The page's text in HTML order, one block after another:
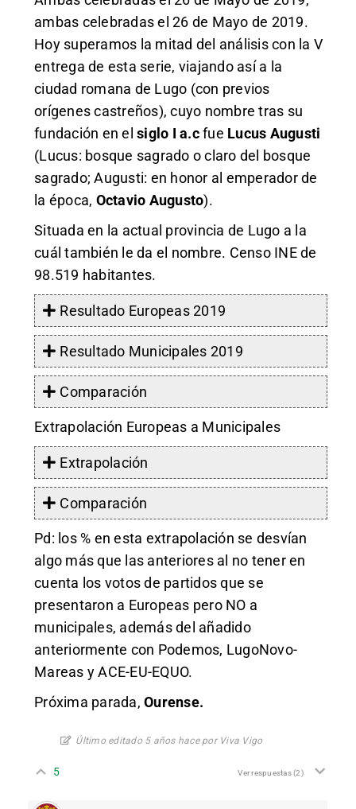
ambas celebradas el 26 de Mayo de 2019.
Hoy superamos la mitad del análisis con la V
entrega de esta serie, viajando así a la
ciudad romana de Lugo (con previos
orígenes castreños), cuyo nombre tras su
fundación en el siglo I a.cfue Lucus Augusti
(Lucus: bosque sagrado o claro del bosque
sagrado; Augusti: en honor al emperador de
la época, Octavio Augusto).
Situada en la actual provincia de Lugo a la
cuál también le da el nombre. Censo INE de
98.519 habitantes.
Resultado Europeas 2019
Resultado Municipales 2019
Comparación
Extrapolación Europeas a Municipales
Extrapolación
Comparación
Pd: los % en esta extrapolación se desvían
algo más que las anteriores al no tener en
cuenta los votos de partidos que se
presentaron a Europeas pero NO a
municipales, además del añadido
anteriormente con Podemos, LugoNovo-
Mareas y ACE-EU-EQUO.
Próxima parada, Ourense.
Último editado 5 años hace por Viva Vigo
5 Ver respuestas(2)